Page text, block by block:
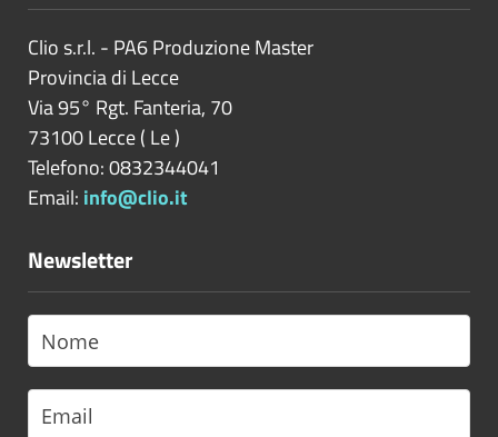
Clio s.r.l. - PA6 Produzione Master
Provincia di Lecce
Via 95° Rgt. Fanteria, 70
73100Lecce( Le)
Telefono: 0832344041
Email: info@clio.it
Newsletter